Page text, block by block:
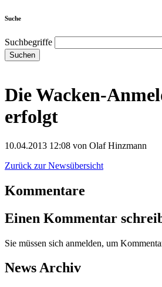
Suche
Suchbegriffe
Suchen
Die Wacken-
erfolgt
10.04.2013 12:08 von Olaf Hinzmann
Zurück zur Newsübersicht
Kommentare
Einen Kommentar
Sie müssen sich anmelden, um
News Archiv